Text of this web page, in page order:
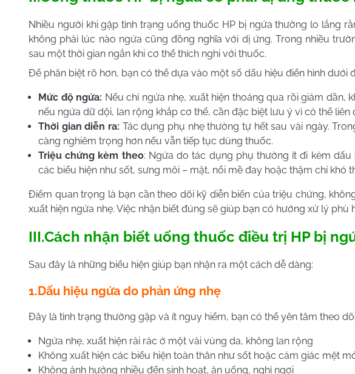
Nhiều người khi gặp tình trạng uống thuốc HP bị ngứa thường lo lắng
không phải lúc nào ngứa cũng đồng nghĩa với dị ứng. Trong nhiều
sau một thời gian ngắn khi cơ thể thích nghi với thuốc.
Để phân biệt rõ hơn, bạn có thể dựa vào một số dấu hiệu điển hình dưới
Mức độ ngứa: Nếu chỉ ngứa nhẹ, xuất hiện thoáng qua rồi giảm
nếu ngứa dữ dội, lan rộng khắp cơ thể, cần đặc biệt lưu ý vì có thể liên
Thời gian diễn ra: Tác dụng phụ nhẹ thường tự hết sau vài ngày.
càng nghiêm trọng hơn nếu vẫn tiếp tục dùng thuốc.
Triệu chứng kèm theo: Ngứa do tác dụng phụ thường ít đi kèm
các biểu hiện như sốt, sưng môi – mặt, nổi mề đay hoặc thậm chí khó
Điểm quan trọng là bạn cần theo dõi kỹ diễn biến của triệu chứng,
xuất hiện ngứa nhẹ. Việc nhận biết đúng sẽ giúp bạn có hướng xử lý phù
III.Cách nhận biết uống thuốc điều trị HP bị
Sau đây là những biểu hiện giúp bạn nhận ra một cách dễ dàng:
1.Dấu hiệu ngứa do phản ứng nhẹ
Đây là tình trạng thường gặp và ít nguy hiểm, bạn có thể yên tâm theo
Ngứa nhẹ, xuất hiện rải rác ở một vài vùng da, không lan rộng
Không xuất hiện các biểu hiện toàn thân như sốt hoặc cảm giác mệt
Không ảnh hưởng nhiều đến sinh hoạt, ăn uống, nghỉ ngơi